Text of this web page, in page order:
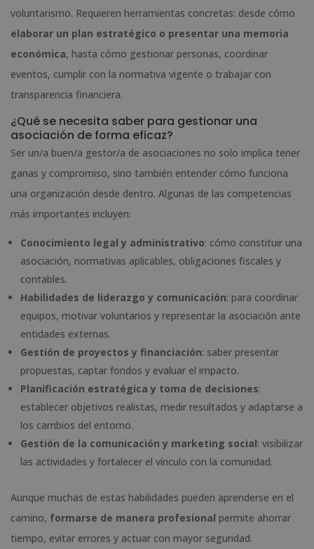
voluntarismo. Requieren herramientas concretas: desde cómo
elaborar un plan estratégico o presentar una memoria
económica, hasta cómo gestionar personas, coordinar
eventos, cumplir con la normativa vigente o trabajar con
transparencia financiera.
¿Qué se necesita saber para gestionar una
asociación de forma eficaz?
Ser un/a buen/a gestor/a de asociaciones no solo implica tener
ganas y compromiso, sino también entender cómo funciona
una organización desde dentro. Algunas de las competencias
más importantes incluyen:
Conocimiento legal y administrativo: cómo constituir una
asociación, normativas aplicables, obligaciones fiscales y
contables.
Habilidades de liderazgo y comunicación: para coordinar
equipos, motivar voluntarios y representar la asociación ante
entidades externas.
Gestión de proyectos y financiación: saber presentar
propuestas, captar fondos y evaluar el impacto.
Planificación estratégica y toma de decisiones:
establecer objetivos realistas, medir resultados y adaptarse a
los cambios del entorno.
Gestión de la comunicación y marketing social: visibilizar
las actividades y fortalecer el vínculo con la comunidad.
Aunque muchas de estas habilidades pueden aprenderse en el
camino, formarse de manera profesional permite ahorrar
tiempo, evitar errores y actuar con mayor seguridad.